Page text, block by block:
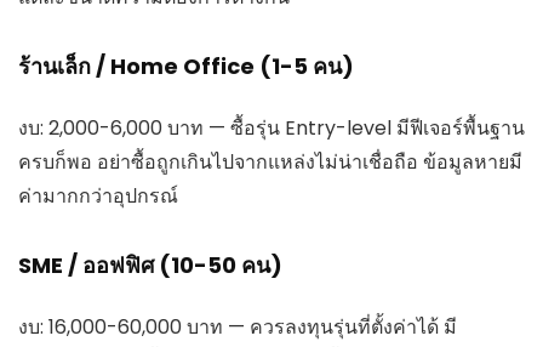
ร้านเล็ก / Home Office (1-5 คน)
งบ: 2,000-6,000 บาท — ซื้อรุ่น Entry-level มีฟีเจอร์พื้นฐาน
ครบก็พอ อย่าซื้อถูกเกินไปจากแหล่งไม่น่าเชื่อถือ ข้อมูลหายมี
ค่ามากกว่าอุปกรณ์
SME / ออฟฟิศ (10-50 คน)
งบ: 16,000-60,000 บาท — ควรลงทุนรุ่นที่ตั้งค่าได้ มี